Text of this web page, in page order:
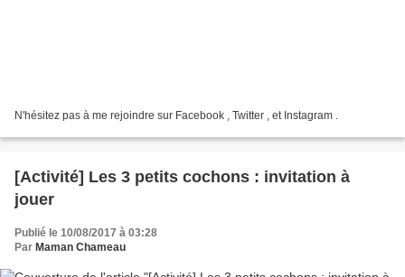
N'hésitez pas à me rejoindre sur Facebook , Twitter , et Instagram .
[Activité] Les 3 petits cochons : invitation à
jouer
Publié le 10/08/2017 à 03:28
Par Maman Chameau